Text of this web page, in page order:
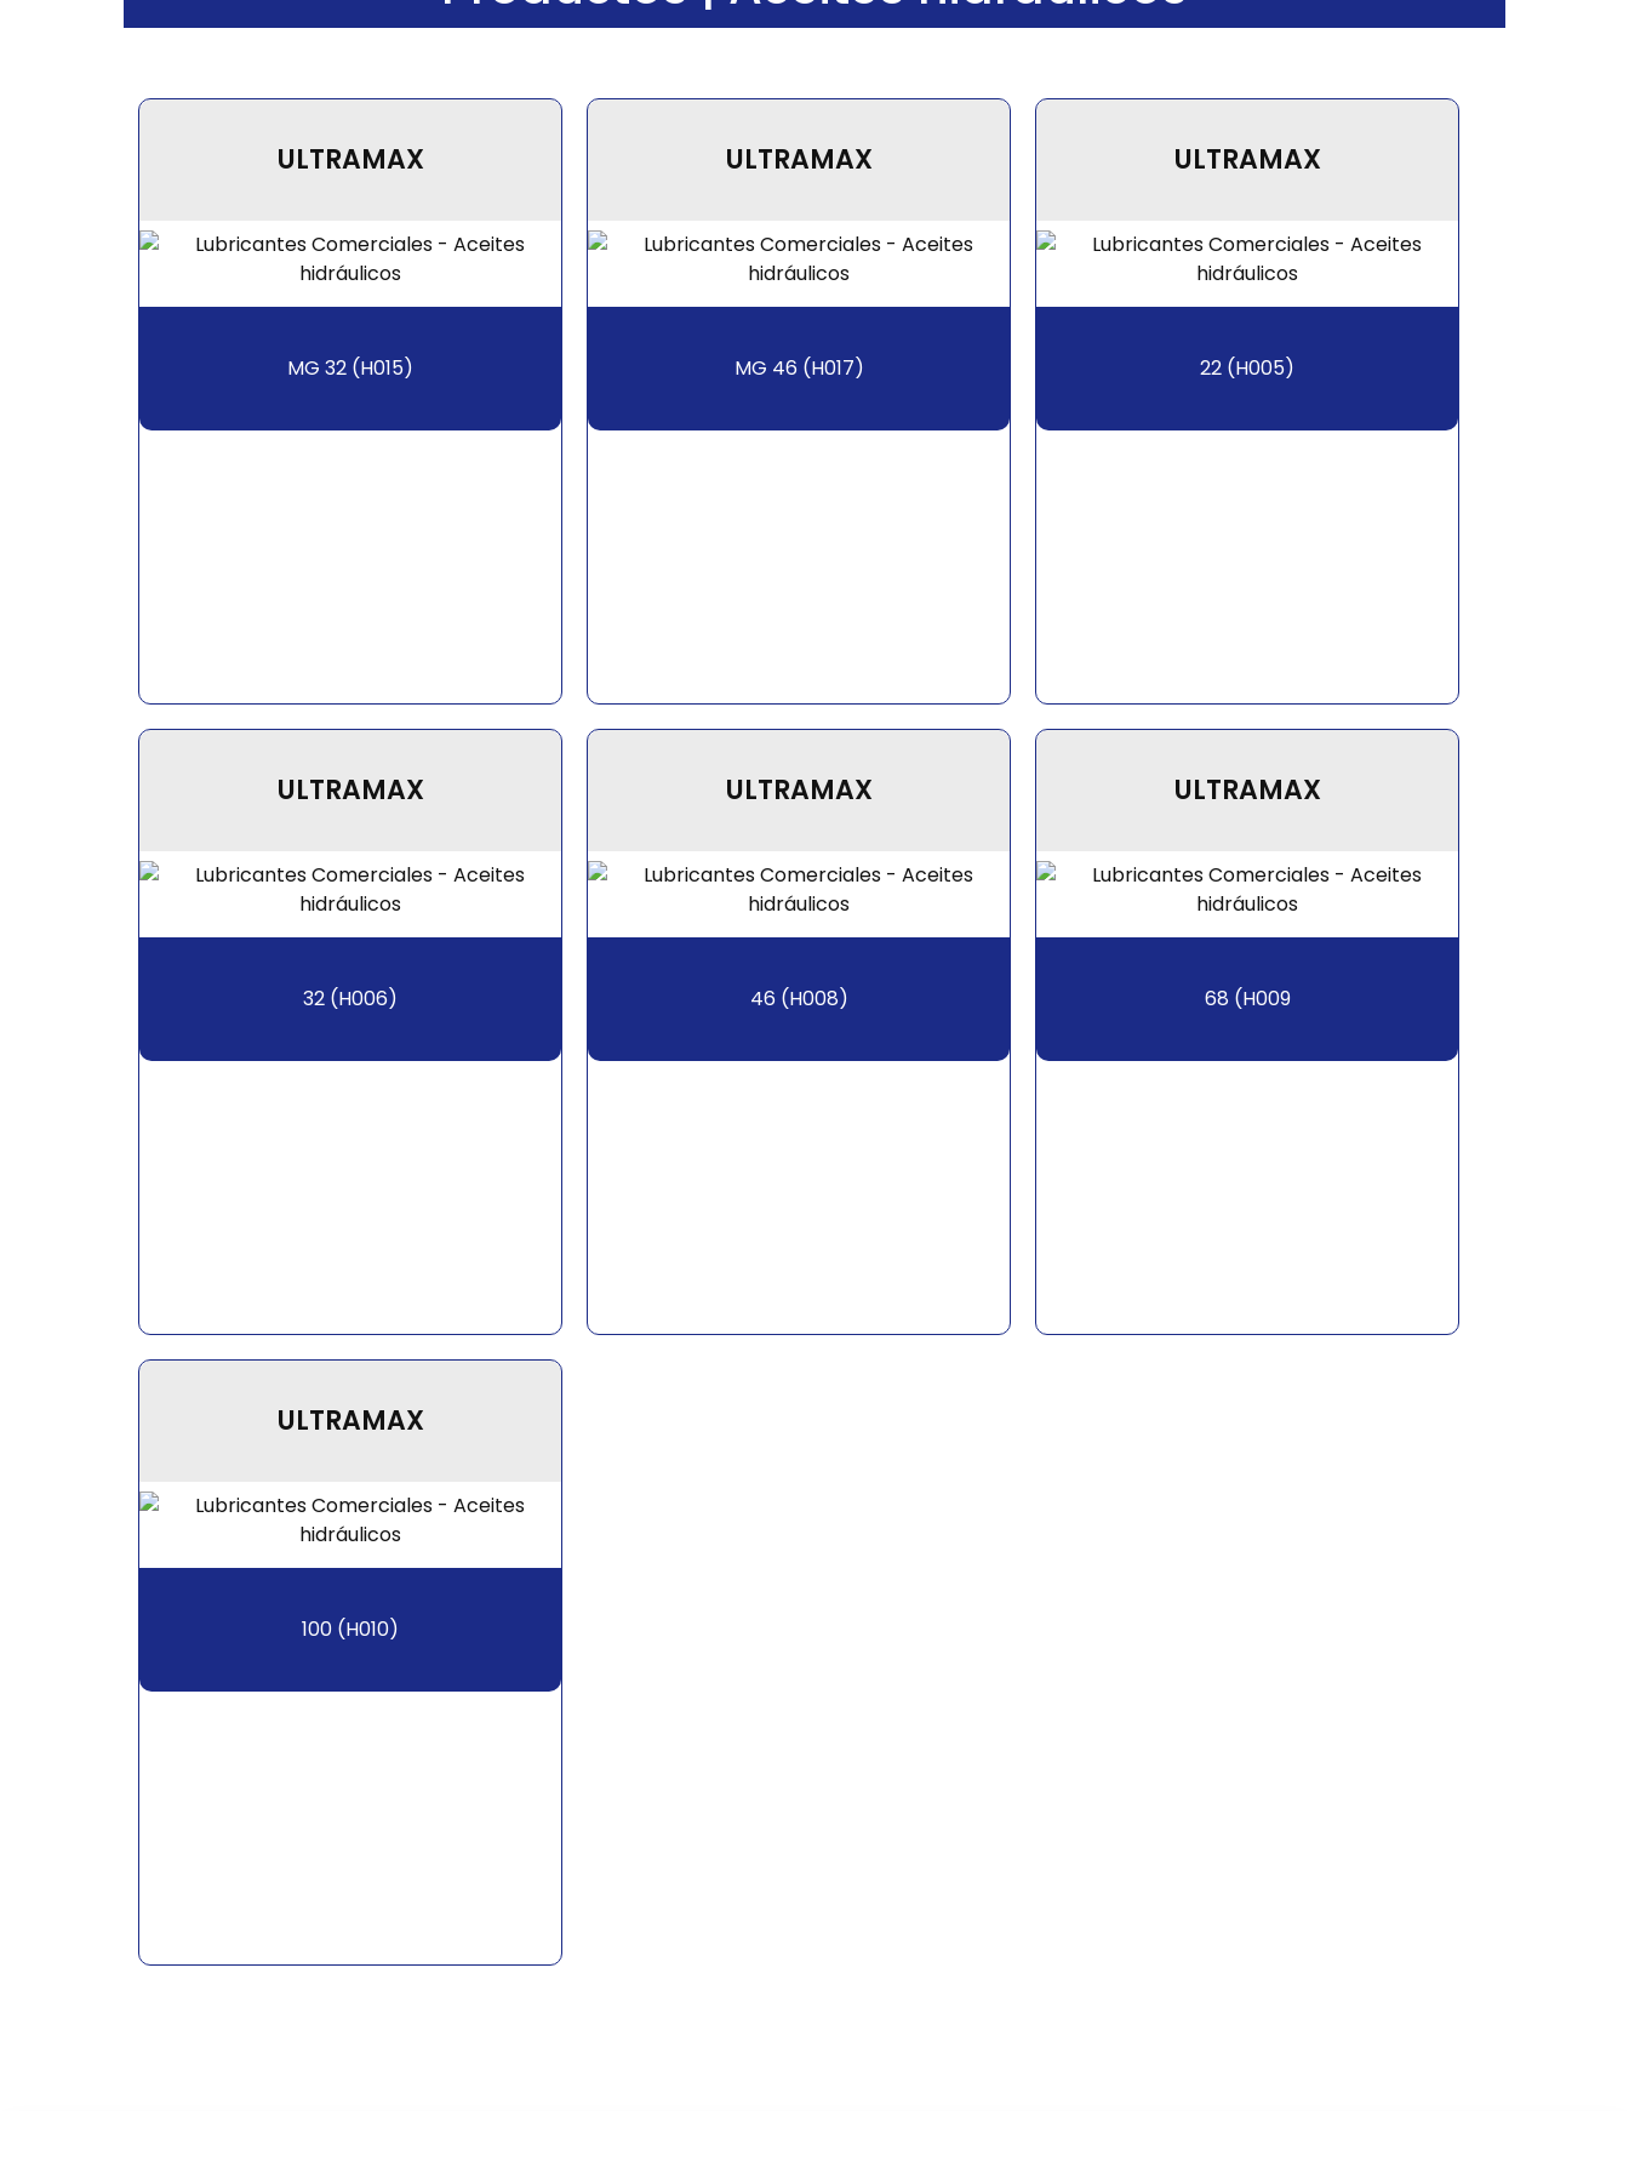
ULTRAMAX
MG 32 (H015)
ULTRAMAX
MG 46 (H017)
ULTRAMAX
22 (H005)
ULTRAMAX
32 (H006)
ULTRAMAX
46 (H008)
ULTRAMAX
68 (H009
ULTRAMAX
100 (H010)